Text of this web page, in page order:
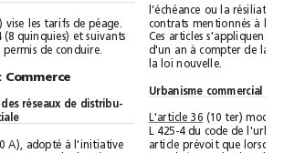
(5) vise les tarifs de péage.
Les articles24 (8 quinquies) et suivants
concernent le permis de conduire.
Chapitre2: Commerce
Encadrement des réseaux de distribu-
tion commerciale
(10 A), adopté à l'initiative
la loi nouvelle.
Urbanisme commercial
L'article 36